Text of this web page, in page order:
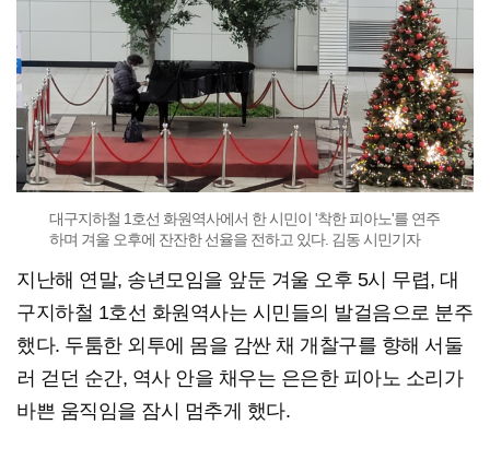
대구지하철 1호선 화원역사에서 한 시민이 '착한 피아노'를 연주
하며 겨울 오후에 잔잔한 선율을 전하고 있다. 김동 시민기자
지난해 연말, 송년모임을 앞둔 겨울 오후 5시 무렵, 대
구지하철 1호선 화원역사는 시민들의 발걸음으로 분주
했다. 두툼한 외투에 몸을 감싼 채 개찰구를 향해 서둘
러 걷던 순간, 역사 안을 채우는 은은한 피아노 소리가
바쁜 움직임을 잠시 멈추게 했다.